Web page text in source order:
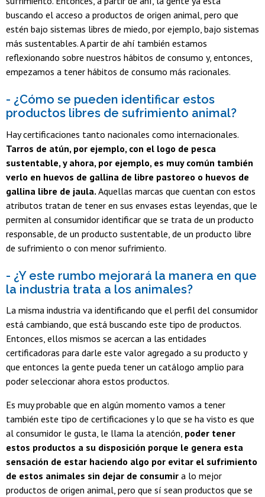
buscando el acceso a productos de origen animal, pero que
estén bajo sistemas libres de miedo, por ejemplo, bajo sistemas
más sustentables. A partir de ahí también estamos
reflexionando sobre nuestros hábitos de consumo y, entonces,
empezamos a tener hábitos de consumo más racionales.
- ¿Cómo se pueden identificar estos
productos libres de sufrimiento animal?
Hay certificaciones tanto nacionales como internacionales.
Tarros de atún, por ejemplo, con el logo de pesca
sustentable, y ahora, por ejemplo, es muy común también
verlo en huevos de gallina de libre pastoreo o huevos de
gallina libre de jaula. Aquellas marcas que cuentan con estos
atributos tratan de tener en sus envases estas leyendas, que le
permiten al consumidor identificar que se trata de un producto
responsable, de un producto sustentable, de un producto libre
de sufrimiento o con menor sufrimiento.
- ¿Y este rumbo mejorará la manera en que
la industria trata a los animales?
La misma industria va identificando que el perfil del consumidor
está cambiando, que está buscando este tipo de productos.
Entonces, ellos mismos se acercan a las entidades
certificadoras para darle este valor agregado a su producto y
que entonces la gente pueda tener un catálogo amplio para
poder seleccionar ahora estos productos.
Es muy probable que en algún momento vamos a tener
también este tipo de certificaciones y lo que se ha visto es que
al consumidor le gusta, le llama la atención, poder tener
estos productos a su disposición porque le genera esta
sensación de estar haciendo algo por evitar el sufrimiento
de estos animales sin dejar de consumir a lo mejor
productos de origen animal, pero que sí sean productos que se